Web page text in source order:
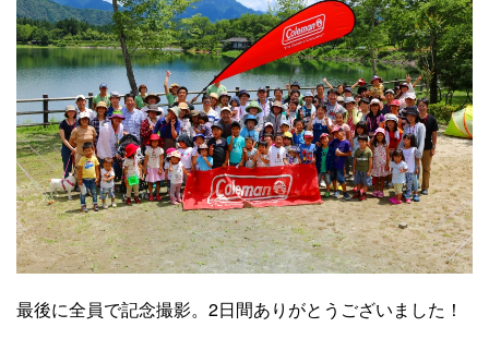
最後に全員で記念撮影。2日間ありがとうございました！